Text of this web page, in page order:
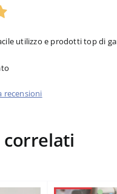
utilizzo e prodotti top di
recensioni